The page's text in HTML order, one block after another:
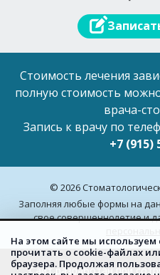
Стоимость лечения
полную стоимость
врача-
Запись к врачу по
+7 (915)
© 2026
Заполняя любые формы на
свое совершеннолетие и
Сайт разработан при
На этом сайте мы
прочитать о cookie-файлах
браузера. Продолжая